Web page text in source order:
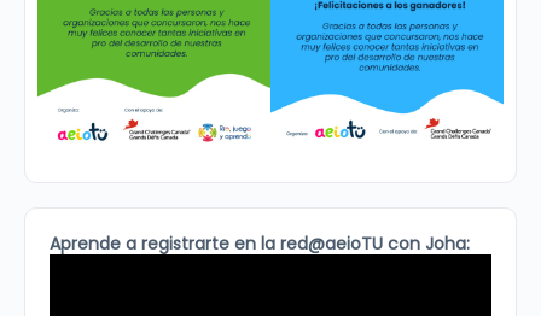
Aprende a registrarte en la red@aeioTU con Joha: